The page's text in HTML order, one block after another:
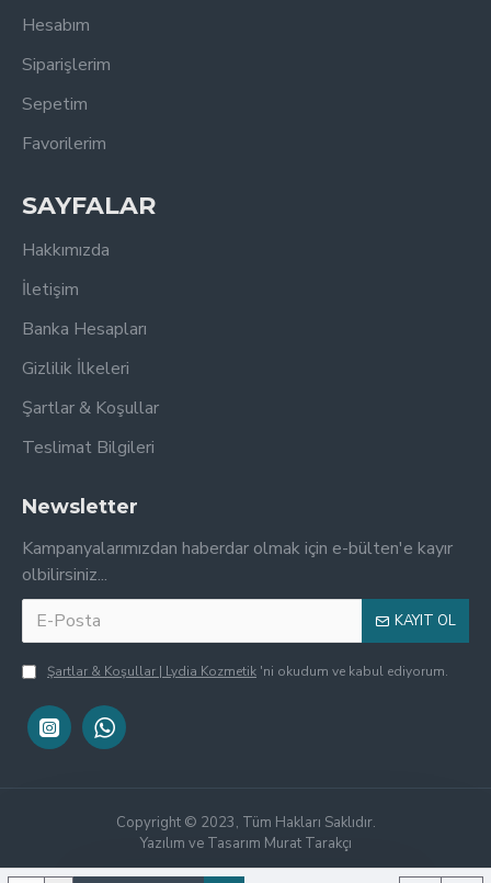
Hesabım
Siparişlerim
Sepetim
Favorilerim
SAYFALAR
Hakkımızda
İletişim
Banka Hesapları
Gizlilik İlkeleri
Şartlar & Koşullar
Teslimat Bilgileri
Newsletter
Kampanyalarımızdan haberdar olmak için e-bülten'e kayır
olbilirsiniz...
KAYIT OL
Şartlar & Koşullar | Lydia Kozmetik 'ni okudum ve kabul ediyorum.
Copyright © 2023, Tüm Hakları Saklıdır.
Yazılım ve Tasarım Murat Tarakçı